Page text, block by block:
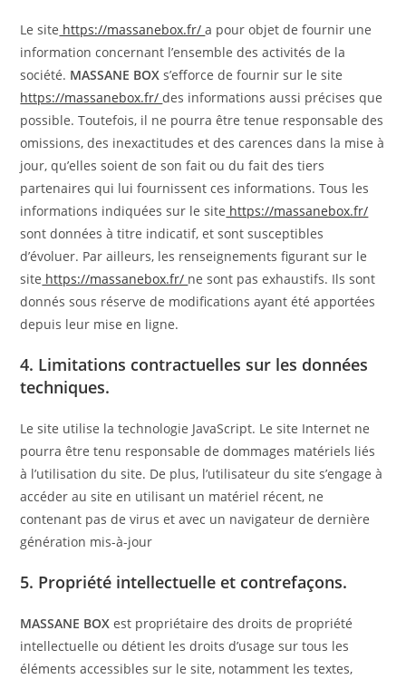
Le site https://massanebox.fr/a pour objet de fournir une
information concernant l’ensemble des activités de la
société. MASSANE BOX s’efforce de fournir sur le site
https://massanebox.fr/des informations aussi précises que
possible. Toutefois, il ne pourra être tenue responsable des
omissions, des inexactitudes et des carences dans la mise à
jour, qu’elles soient de son fait ou du fait des tiers
partenaires qui lui fournissent ces informations. Tous les
informations indiquées sur le site https://massanebox.fr/
sont données à titre indicatif, et sont susceptibles
d’évoluer. Par ailleurs, les renseignements figurant sur le
site https://massanebox.fr/ ne sont pas exhaustifs. Ils sont
donnés sous réserve de modifications ayant été apportées
depuis leur mise en ligne.
4. Limitations contractuelles sur les données
techniques.
Le site utilise la technologie JavaScript. Le site Internet ne
pourra être tenu responsable de dommages matériels liés
à l’utilisation du site. De plus, l’utilisateur du site s’engage à
accéder au site en utilisant un matériel récent, ne
contenant pas de virus et avec un navigateur de dernière
génération mis-à-jour
5. Propriété intellectuelle et contrefaçons.
MASSANE BOX est propriétaire des droits de propriété
intellectuelle ou détient les droits d’usage sur tous les
éléments accessibles sur le site, notamment les textes,